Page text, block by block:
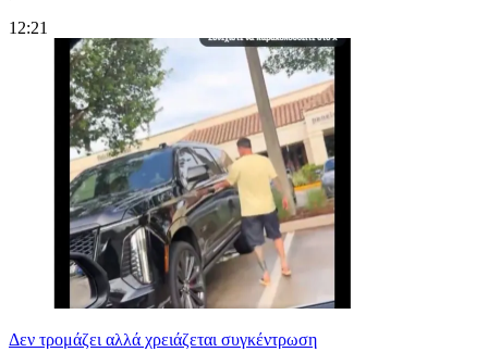
12:21
Δεν τρομάζει αλλά χρειάζεται συγκέντρωση